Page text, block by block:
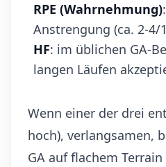
RPE (Wahrnehmung)
Anstrengung (ca. 2-4/
HF: im üblichen GA-
langen Läufen
Wenn einer der drei
hoch), verlangsamen,
GA auf flachem